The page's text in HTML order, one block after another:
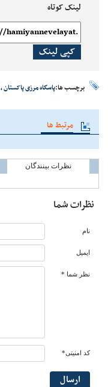
لینک کوتاه
کپی لینک
برچسب ها:پاسگاه مرزی پاکستان،
مرتبط ها
نظرات بینندگان
نظرات شما
نام
ایمیل
نظر شما *
کد امنیتی*
ارسال